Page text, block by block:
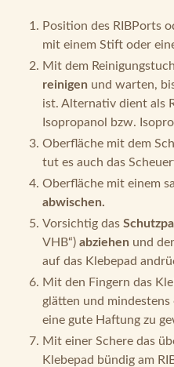
Position des RIBPorts
mit einem Stift oder
Mit dem
reinigen und warten,
ist. Alternativ dient als
Isopropanol bzw.
Oberfläche mit dem
tut es auch das
Oberfläche mit einem
abwischen.
Vorsichtig das
VHB“) abziehen und
auf das Klebepad
Mit den Fingern das
glätten und
eine gute Haftung zu
Mit einer Schere das
Klebepad bündig am